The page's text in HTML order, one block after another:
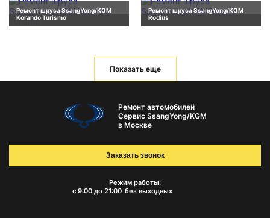
Ремонт шруса SsangYong/KGM
Korando Turismo
Ремонт шруса SsangYong/KGM
Rodius
Показать еще
Ремонт автомобилей
Сервис SsangYong/KGM
в Москве
Режим работы:
с 9:00 до 21:00 без выходных
Заказать звонок